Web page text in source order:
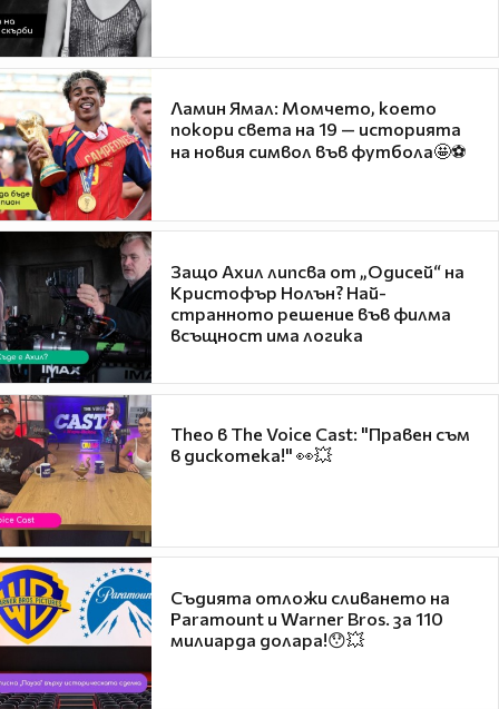
Ламин Ямал: Момчето, което
покори света на 19 — историята
на новия символ във футбола🤩⚽
Защо Ахил липсва от „Одисей“ на
Кристофър Нолън? Най-
странното решение във филма
всъщност има логика
Theo в The Voice Cast: "Правен съм
в дискотека!" 👀💥
Съдията отложи сливането на
Paramount и Warner Bros. за 110
милиарда долара!😯💥